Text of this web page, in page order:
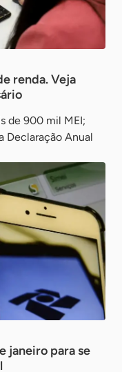
renda. Veja
de 900 mil MEI;
Declaração Anual
janeiro para se